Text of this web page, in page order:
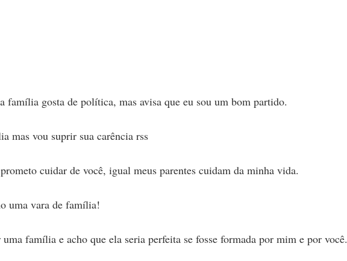
família gosta de política, mas avisa que eu sou um bom partido.
mas vou suprir sua carência rss
cuidar de você, igual meus parentes cuidam da minha vida.
uma vara de família!
família e acho que ela seria perfeita se fosse formada por mim e por você.